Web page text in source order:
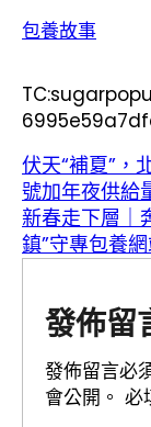
包養故事
伏天“補夏”，
號加年夜供給
新春走下層｜
鎮”守專包養
發佈留
發佈留言必
會公開。 必